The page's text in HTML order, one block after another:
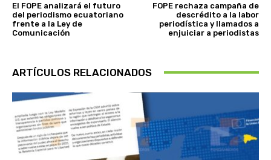
El FOPE analizará el futuro
del periodismo ecuatoriano
frente a la Ley de
Comunicación
FOPE rechaza campaña de
descrédito a la labor
periodística y llamados a
enjuiciar a periodistas
ARTÍCULOS RELACIONADOS